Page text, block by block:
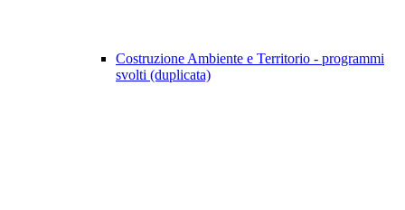
Costruzione Ambiente e Territorio - programmi
svolti (duplicata)